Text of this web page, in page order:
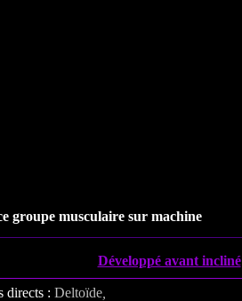
groupe musculaire sur machine
Développé avant incliné
directs : Deltoïde